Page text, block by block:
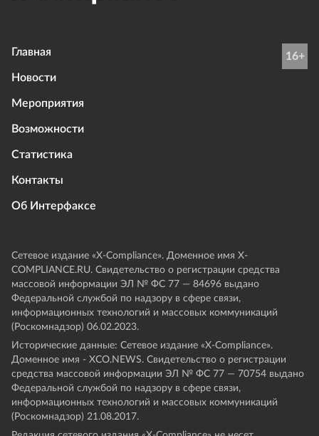
Главная
Новости
Мероприятия
Возможности
Статистика
Контакты
Об Интерфаксе
16+
Сетевое издание «Х-Compliance». Доменное имя X-
COMPLIANCE.RU. Свидетельство о регистрации средства
массовой информации ЭЛ № ФС 77 — 84696 выдано
Федеральной службой по надзору в сфере связи,
информационных технологий и массовых коммуникаций
(Роскомнадзор) 06.02.2023.
Исторические данные: Сетевое издание «Х-Compliance».
Доменное имя - XCO.NEWS. Свидетельство о регистрации
средства массовой информации ЭЛ № ФС 77 — 70754 выдано
Федеральной службой по надзору в сфере связи,
информационных технологий и массовых коммуникаций
(Роскомнадзор) 21.08.2017.